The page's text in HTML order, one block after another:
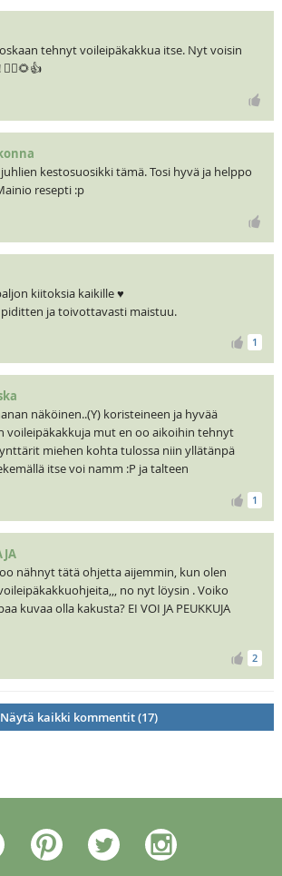
tehnyt voileipäkakkua itse. Nyt voisin
kestosuosikki tämä. Tosi hyvä ja helppo
resepti :p
kiitoksia kaikille ♥
piditten ja toivottavasti maistuu.
1
näköinen..(Y) koristeineen ja hyvää
voileipäkakkuja mut en oo aikoihin tehnyt
miehen kohta tulossa niin yllätänpä
itse voi namm :P ja talteen
1
nähnyt tätä ohjetta aijemmin, kun olen
no nyt löysin . Voiko
kuvaa olla kakusta? EI VOI JA PEUKKUJA
2
Näytä kaikki kommentit (17)